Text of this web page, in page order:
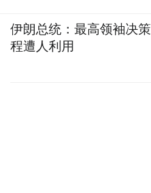
伊朗总统：最高领袖决
程遭人利用